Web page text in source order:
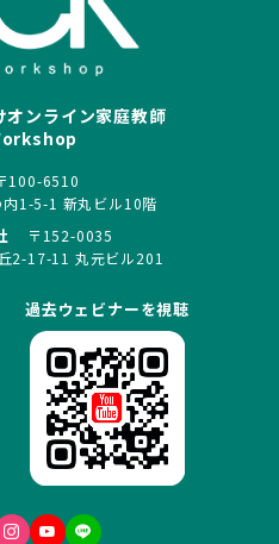
オンライン家庭教師
100-6510
内1-5-1 新丸ビル10階
〒152-0035
2-17-11 丸元ビル201
過去ウェビナーを視聴